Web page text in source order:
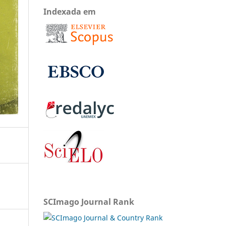
Indexada em
SCImago Journal Rank